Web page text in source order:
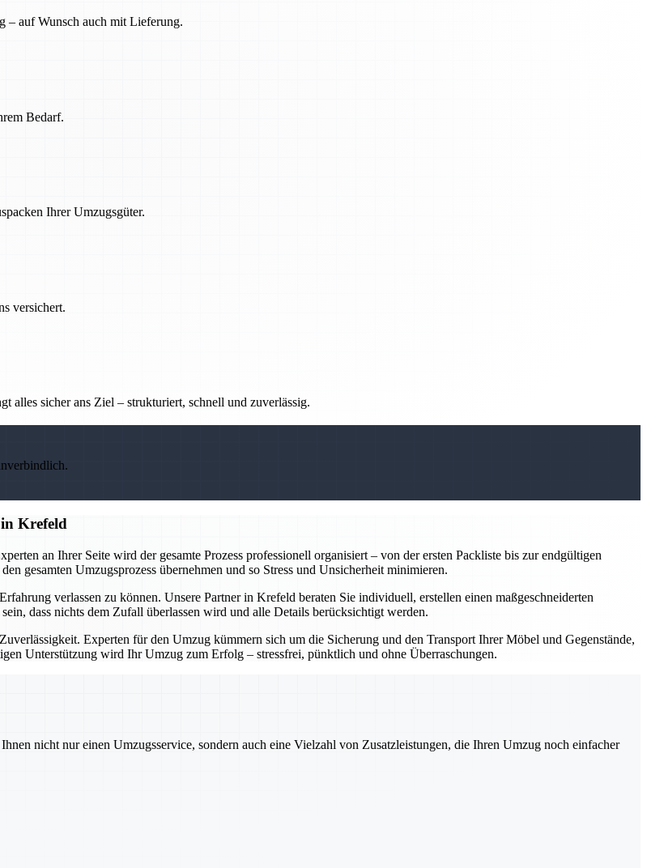
– auf Wunsch auch mit Lieferung.
Bedarf.
Ihrer Umzugsgüter.
versichert.
alles sicher ans Ziel – strukturiert, schnell und zuverlässig.
Krefeld
an Ihrer Seite wird der gesamte Prozess professionell organisiert – von der ersten Packliste bis zur endgültigen
gesamten Umzugsprozess übernehmen und so Stress und Unsicherheit minimieren.
verlassen zu können. Unsere Partner in Krefeld beraten Sie individuell, erstellen einen maßgeschneiderten
dass nichts dem Zufall überlassen wird und alle Details berücksichtigt werden.
Experten für den Umzug kümmern sich um die Sicherung und den Transport Ihrer Möbel und Gegenstände,
Unterstützung wird Ihr Umzug zum Erfolg – stressfrei, pünktlich und ohne Überraschungen.
nicht nur einen Umzugsservice, sondern auch eine Vielzahl von Zusatzleistungen, die Ihren Umzug noch einfacher